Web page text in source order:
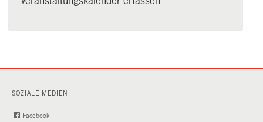
SOZIALE MEDIEN
Facebook